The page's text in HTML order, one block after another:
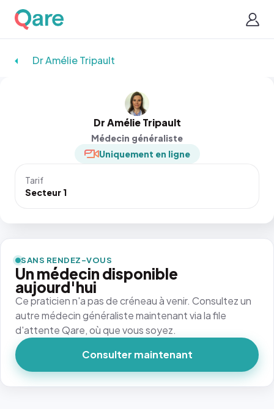
Dr Amélie Tripault
Dr Amélie Tripault
Médecin généraliste
Uniquement en ligne
Tarif
Secteur 1
SANS RENDEZ-VOUS
Un médecin disponible
aujourd'hui
Ce praticien n'a pas de créneau à venir. Consultez un
autre médecin généraliste maintenant via la file
d'attente Qare, où que vous soyez.
Consulter maintenant